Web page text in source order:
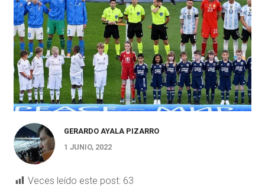
GERARDO AYALA PIZARRO
1 JUNIO, 2022
Veces leído este post: 63